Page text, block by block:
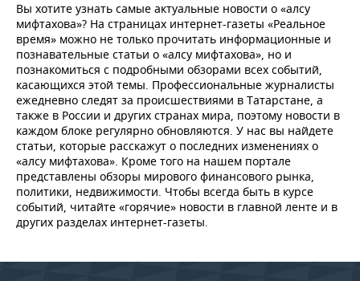
Вы хотите узнать самые актуальные новости о «алсу
мифтахова»? На страницах интернет-газеты «Реальное
время» можно не только прочитать информационные и
познавательные статьи о «алсу мифтахова», но и
познакомиться с подробными обзорами всех событий,
касающихся этой темы. Профессиональные журналисты
ежедневно следят за происшествиями в Татарстане, а
также в России и других странах мира, поэтому новости в
каждом блоке регулярно обновляются. У нас вы найдете
статьи, которые расскажут о последних изменениях о
«алсу мифтахова». Кроме того на нашем портале
представлены обзоры мирового финансового рынка,
политики, недвижимости. Чтобы всегда быть в курсе
событий, читайте «горячие» новости в главной ленте и в
других разделах интернет-газеты.